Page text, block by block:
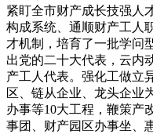
紧盯全市财产成长技强人
构成系统、通顺财产工人
才机制，培育了一批学问
出党的二十大代表，云内
产工人代表。强化工做立
区、链从企业、龙头企业
办事等10大工程，鞭策产
事团、财产园区办事坐、